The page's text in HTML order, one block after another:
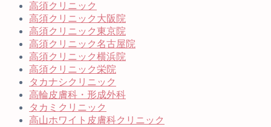
高須クリニック
高須クリニック大阪院
高須クリニック東京院
高須クリニック名古屋院
高須クリニック横浜院
高須クリニック栄院
タカナシクリニック
高輪皮膚科・形成外科
タカミクリニック
高山ホワイト皮膚科クリニック